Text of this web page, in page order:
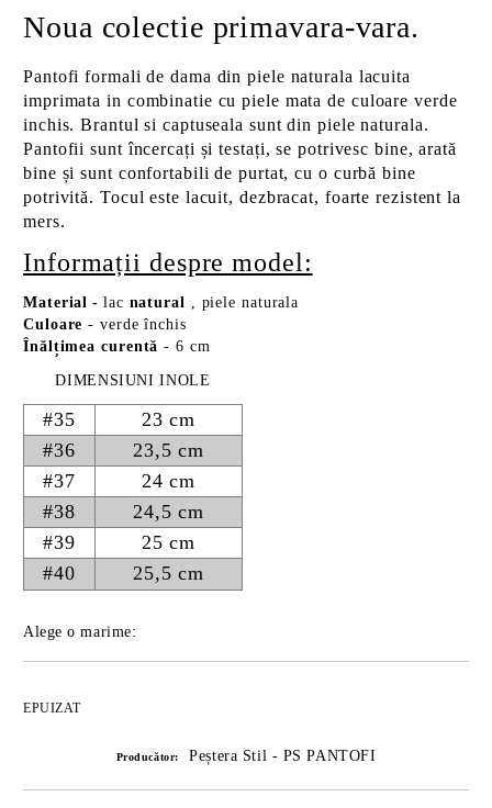
Noua colectie primavara-vara.
Pantofi formali de dama din piele naturala lacuita
imprimata in combinatie cu piele mata de culoare verde
inchis. Brantul si captuseala sunt din piele naturala.
Pantofii sunt încercați și testați, se potrivesc bine, arată
bine și sunt confortabili de purtat, cu o curbă bine
potrivită. Tocul este lacuit, dezbracat, foarte rezistent la
mers.
Informații despre model:
Material - lac natural
, piele naturala
Culoare - verde închis
Înălțimea curentă - 6 cm
DIMENSIUNI INOLE
#35
23 cm
#36
23,5 cm
#37
24 cm
#38
24,5 cm
#39
25 cm
#40
25,5 cm
Alege o marime:
EPUIZAT
Producător: Peștera Stil - PS PANTOFI